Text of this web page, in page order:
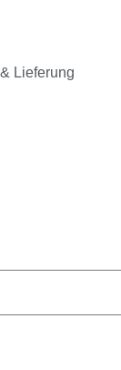
Lieferung